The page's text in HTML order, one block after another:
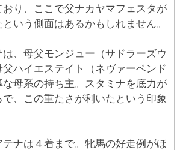
り、ここで父ナカヤマフェスタが
いう側面はあるかもしれません。
は、母父モンジュー（サドラーズウ
ハイエステイト（ネヴァーベンド
母系の持ち主。スタミナを底力が
、この重たさが利いたという印象
テナは４着まで。牝馬の好走例がほ